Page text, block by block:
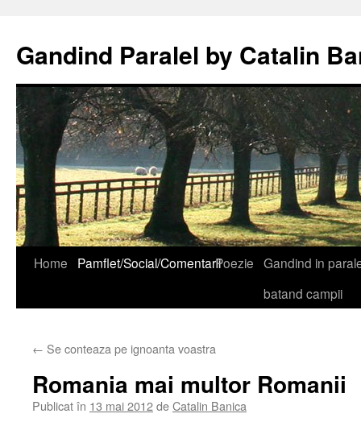
Gandind Paralel by Catalin
Sari
Home Pamflet/Social/ComentariiPoezie Gandind in
batand campii
← Se conteaza pe ignoanta voastra
Romania mai multor Romanii
Publicat în 13 mai 2012deCatalin Banica